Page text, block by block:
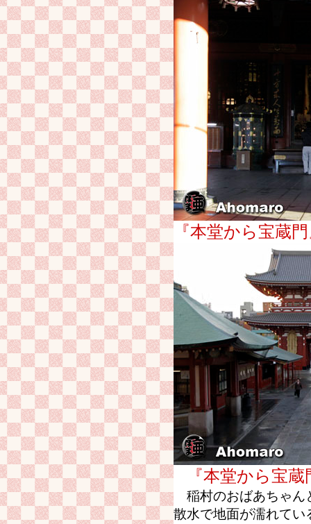
『本堂から宝蔵
『本堂から宝
稲村のおばあちゃん
散水で地面が濡れてい